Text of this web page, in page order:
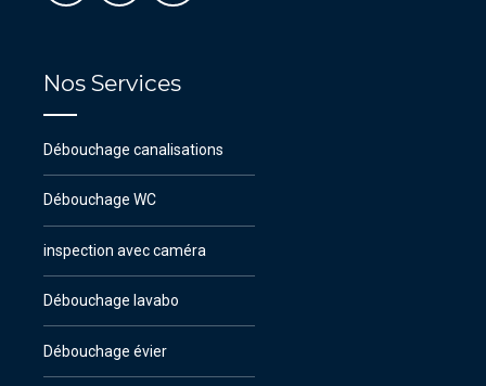
Nos Services
Débouchage canalisations
Débouchage WC
inspection avec caméra
Débouchage lavabo
Débouchage évier